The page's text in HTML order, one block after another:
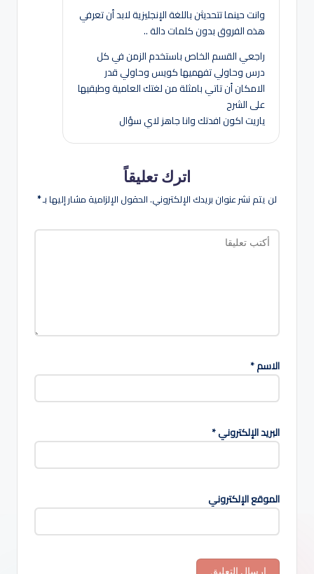
وانت حينما تتحديثن باللغة الإنجليزية لابد أن تعرفي
هذه الفروق بدون كلمات دالة ..
راجعي القسم الخاص باستخدم الزمن في كل
درس وحاولي تفهميها كويس وحاولي قدر
الامكان أن تاتي بامثلة من لغتك العامية وطبقيها
على الشرح
ياريت اكون افدتك وانا جاهز لاي سؤال
اترك تعليقاً
لن يتم نشر عنوان بريدك الإلكتروني.الحقول الإلزامية مشار إليها بـ*
الاسم*
البريد الإلكتروني*
الموقع الإلكتروني